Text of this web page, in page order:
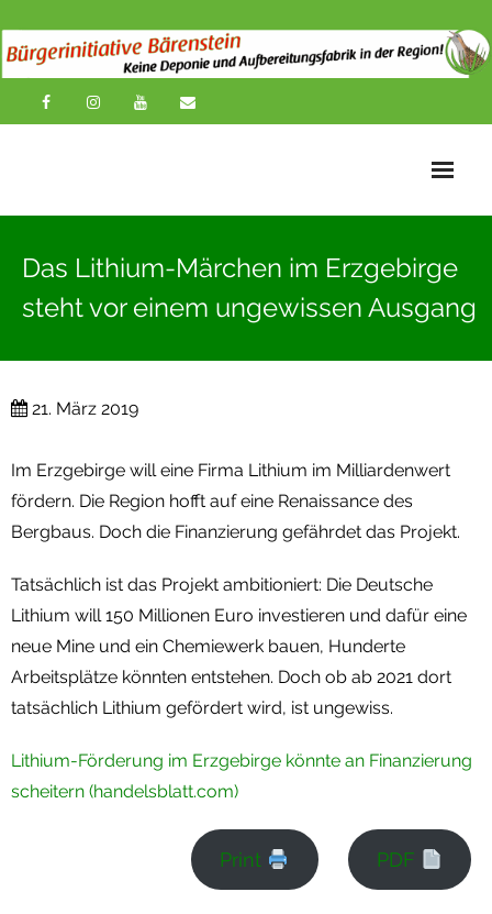
Impressionen
Termine
Newsletter
Das Lithium-Märchen im Erzgebirge
steht vor einem ungewissen Ausgang
21. März 2019
Im Erzgebirge will eine Firma Lithium im Milliardenwert
fördern. Die Region hofft auf eine Renaissance des
Bergbaus. Doch die Finanzierung gefährdet das Projekt.
Tatsächlich ist das Projekt ambitioniert: Die Deutsche
Lithium will 150 Millionen Euro investieren und dafür eine
neue Mine und ein Chemiewerk bauen, Hunderte
Arbeitsplätze könnten entstehen. Doch ob ab 2021 dort
tatsächlich Lithium gefördert wird, ist ungewiss.
Lithium-Förderung im Erzgebirge könnte an Finanzierung
scheitern (handelsblatt.com)
Print PDF